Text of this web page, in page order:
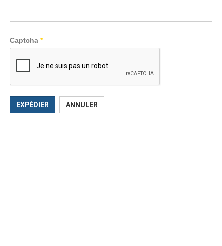
Captcha *
EXPÉDIER ANNULER